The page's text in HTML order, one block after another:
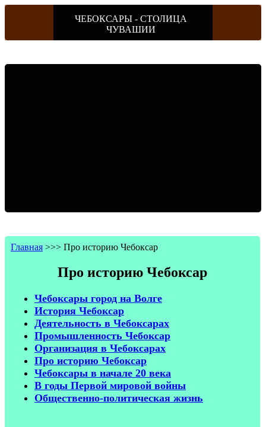
ЧЕБОКСАРЫ - СТОЛИЦА
ЧУВАШИИ
Главная >>> Про историю Чебоксар
Про историю Чебоксар
Чебоксары город на Волге
История Чебоксар
Деятельность в Чебоксарах
Промышленность Чебоксар
Организация в Чебоксарах
Про историю Чебоксар
Чебоксары в начале 20 века
В годы Первой мировой войны
Общественно-политическая жизнь